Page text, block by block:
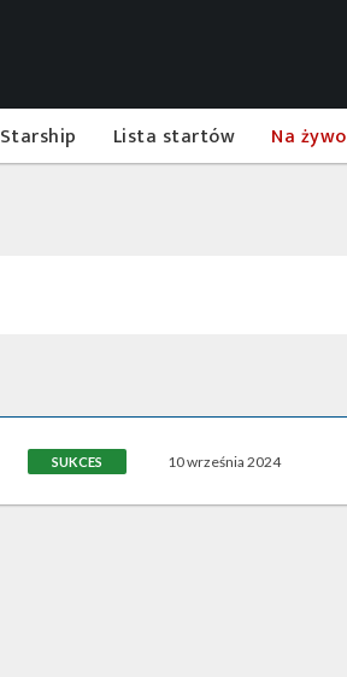
Starship Lista startów Na żywo
10 września 2024
SUKCES